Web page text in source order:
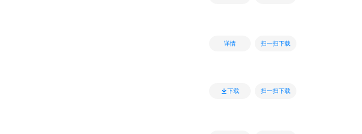
详情 扫一扫下载
下载 扫一扫下载